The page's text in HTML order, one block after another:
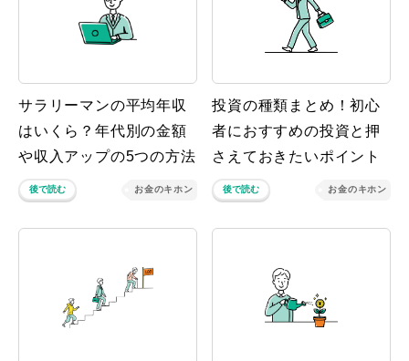
サラリーマンの平均年収
はいくら？年代別の金額
や収入アップの5つの方法
後で読む お金のキホン
投資の種類まとめ！初心
者におすすめの投資と押
さえておきたいポイント
後で読む お金のキホン